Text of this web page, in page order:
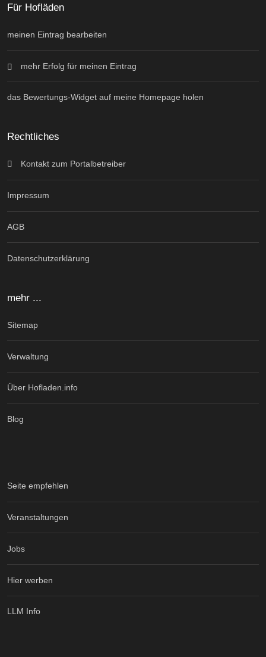
Für Hofläden
meinen Eintrag bearbeiten
mehr Erfolg für meinen Eintrag
das Bewertungs-Widget auf meine Homepage holen
Rechtliches
Kontakt zum Portalbetreiber
Impressum
AGB
Datenschutzerklärung
mehr ...
Sitemap
Verwaltung
Über Hofladen.info
Blog
Seite empfehlen
Veranstaltungen
Jobs
Hier werben
LLM Info